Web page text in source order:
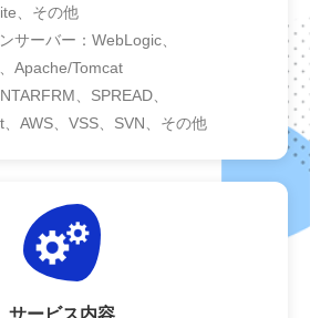
、その他
サーバー：WebLogic、
Apache/Tomcat
、SPREAD、
AWS、VSS、SVN、その他